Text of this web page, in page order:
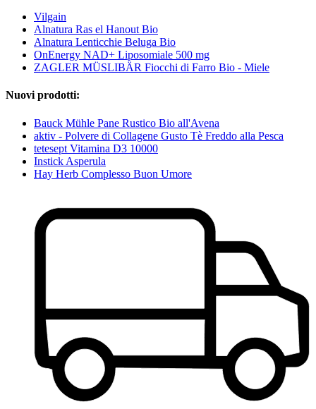
Vilgain
Alnatura Ras el Hanout Bio
Alnatura Lenticchie Beluga Bio
OnEnergy NAD+ Liposomiale 500 mg
ZAGLER MÜSLIBÄR Fiocchi di Farro Bio - Miele
Nuovi prodotti:
Bauck Mühle Pane Rustico Bio all'Avena
aktiv - Polvere di Collagene Gusto Tè Freddo alla Pesca
tetesept Vitamina D3 10000
Instick Asperula
Hay Herb Complesso Buon Umore